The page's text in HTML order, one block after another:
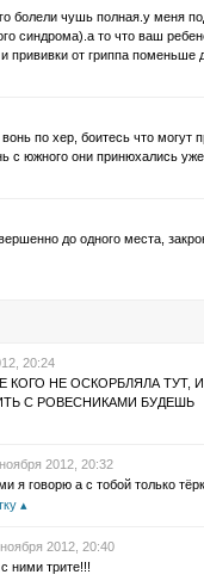
болели чушь полная.у меня
синдрома).а то что ваш
прививки от гриппа поменьше
по хер, боитесь что могут
с южного они принюхались уже
до одного места,
20:24
КОГО НЕ ОСКОРБЛЯЛА ТУТ,
С РОВЕСНИКАМИ БУДЕШЬ
2012, 20:32
я говорю а с тобой только
2012, 20:40
ними трите!!!